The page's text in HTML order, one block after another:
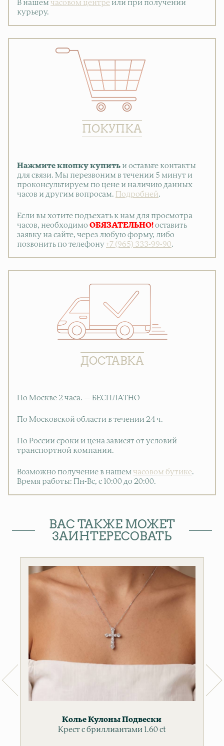
В нашем часовом центре или при получении
курьеру.
ПОКУПКА
Нажмите кнопку купить и оставьте контакты
для связи. Мы перезвоним в течении 5 минут и
проконсультируем по цене и наличию данных
часов и другим вопросам.
Подробней.
Если вы хотите подъехать к нам для просмотра
часов, необходимо ОБЯЗАТЕЛЬНО! оставить
заявку на сайте, через любую форму, либо
позвонить по телефону +7 (965) 333-99-90.
ДОСТАВКА
По Москве 2 часа. — БЕСПЛАТНО
По Московской области в течении 24 ч.
По России сроки и цена зависят от условий
транспортной компании.
Возможно получение в нашем часовом бутике.
Время работы: Пн-Вс, с 10:00 до 20:00.
ВАС ТАКЖЕ МОЖЕТ
ЗАИНТЕРЕСОВАТЬ
Колье Кулоны Подвески
Крест с бриллиантами 1.60 ct